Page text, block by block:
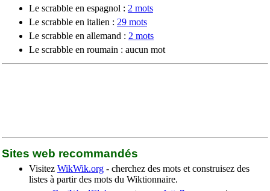
Le scrabble en espagnol : 2 mots
Le scrabble en italien : 29 mots
Le scrabble en allemand : 2 mots
Le scrabble en roumain : aucun mot
Sites web recommandés
Visitez WikWik.org - cherchez des mots et construisez des
listes à partir des mots du Wiktionnaire.